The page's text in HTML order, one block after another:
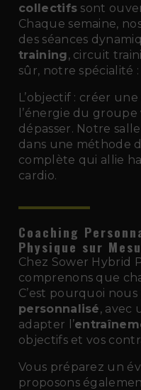
collectifs sont
Chaque semaine,
des séances
training, circuit
sûr, notre spécialité :
L’objectif : créer
l’énergie du
dépasser. Notre
dans une méthode
complète qui allie
cardio.
Coaching
Physique sur
Chez Sower Hybrid
comprenons que
C’est pourquoi
personnalisé, avec
adapter l’
objectifs et vos
Vous préparez un
proposons